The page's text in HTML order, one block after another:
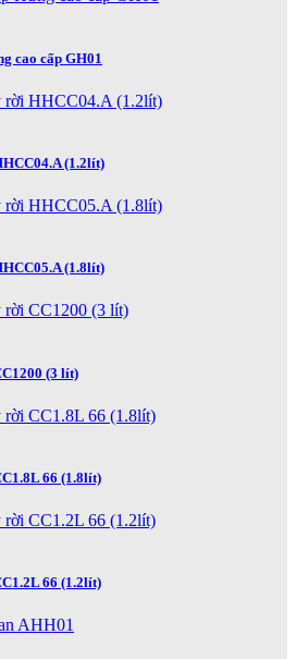
cao cấp GH01
(1.2lít)
(1.8lít)
(3 lít)
66 (1.8lít)
66 (1.2lít)